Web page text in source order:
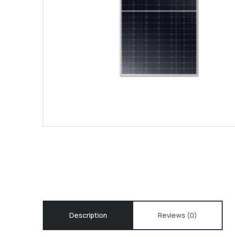
Description Reviews (0)